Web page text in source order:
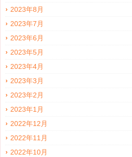
2023年8月
2023年7月
2023年6月
2023年5月
2023年4月
2023年3月
2023年2月
2023年1月
2022年12月
2022年11月
2022年10月